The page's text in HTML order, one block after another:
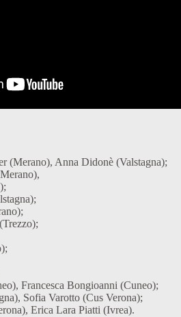
(Merano), Anna Didonè (Valstagna);
Francesca Bongioanni (Cuneo);
Sofia Varotto (Cus Verona);
Erica Lara Piatti (Ivrea).